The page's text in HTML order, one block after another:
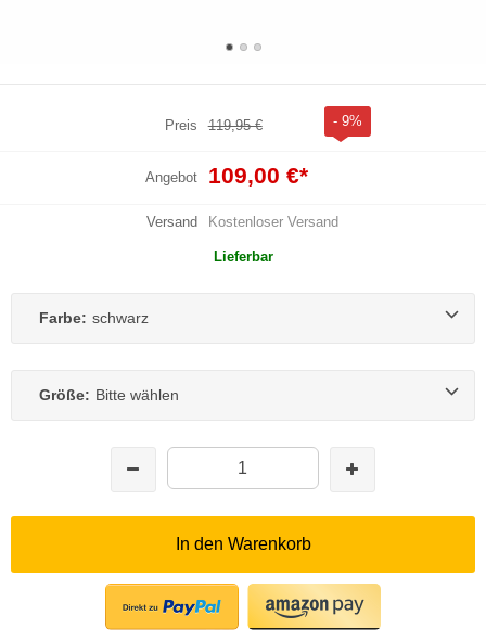
Preis 119,95 € - 9%
Angebot 109,00 €*
Versand Kostenloser Versand
Lieferbar
Farbe: schwarz
Größe: Bitte wählen
In den Warenkorb